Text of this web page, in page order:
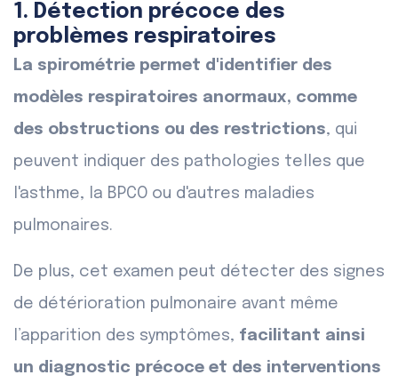
1. Détection précoce des
problèmes respiratoires
La spirométrie permet d'identifier des
modèles respiratoires anormaux, comme
des obstructions ou des restrictions, qui
peuvent indiquer des pathologies telles que
l'asthme, la BPCO ou d'autres maladies
pulmonaires.
De plus, cet examen peut détecter des signes
de détérioration pulmonaire avant même
l’apparition des symptômes, facilitant ainsi
un diagnostic précoce et des interventions